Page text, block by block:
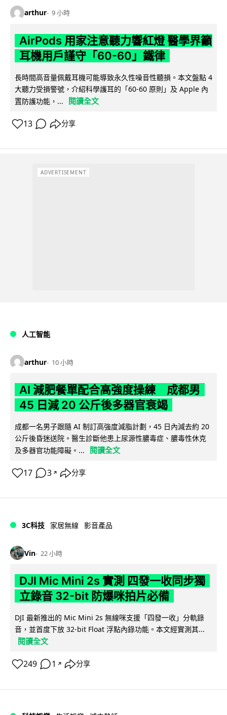
arthur 9 小時
AirPods 用家注意聽力響紅燈 醫學界籲
耳機用戶謹守「60-60」鐵律
長時間高音量佩戴耳機可能導致永久性噪音性聽損。本文盤點 4
大聽力受損警號，介紹科學護耳的「60-60 原則」及 Apple 內
置防護功能，...
閱讀全文
13 分享
ADVERTISEMENT
人工智能
arthur 10 小時
AI 減肥餐單配合高強度操練 成都男
45 日減 20 公斤後多器官衰竭
成都一名男子跟隨 AI 制訂高強度減脂計劃，45 日內減去約 20
公斤後昏迷送院。醫生診斷他患上尿源性膿毒症、膿毒性休克
及多器官功能障礙。...
閱讀全文
17 3 ↗ 分享
3C科技 家居無線 影音產品
Vin 22 小時
DJI Mic Mini 2s 實測 四發一收同步獨
立錄音 32-bit 防爆咪拍片必備
DJI 最新推出的 Mic Mini 2s 無線咪支援「四發一收」分軌錄
音，並首度下放 32-bit Float 浮點內錄功能。本文經實測其...
閱讀全文
249 1 ↗ 分享